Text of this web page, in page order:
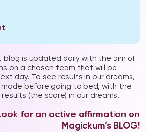
blog is updated daily with the aim of
on a chosen team that will be
day. To see results in our dreams,
made before going to bed, with the
(the score) in our dreams.
for an active affirmation on
Magickum’s BLOG!